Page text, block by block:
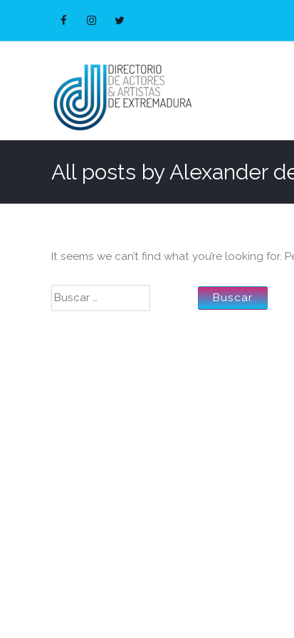
All posts byAlexander
It seems we can’t find what you’re looking for.
Buscar: